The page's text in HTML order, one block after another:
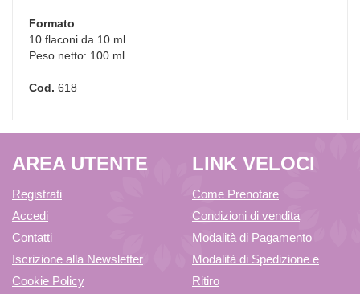
Formato
10 flaconi da 10 ml.
Peso netto: 100 ml.
Cod. 618
AREA UTENTE
Registrati
Accedi
Contatti
Iscrizione alla Newsletter
Cookie Policy
LINK VELOCI
Come Prenotare
Condizioni di vendita
Modalità di Pagamento
Modalità di Spedizione e
Ritiro